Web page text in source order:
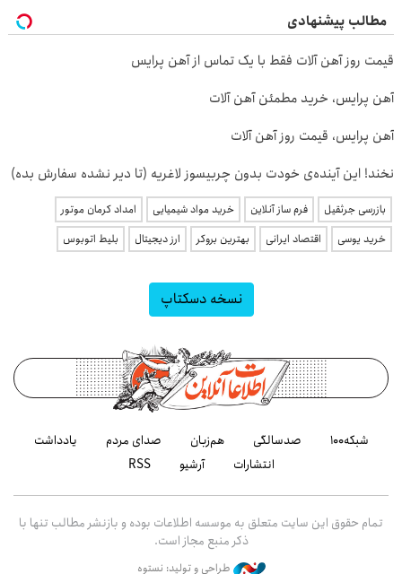
مطالب پیشنهادی
قیمت روز آهن آلات فقط با یک تماس از آهن پرایس
آهن پرایس، خرید مطمئن آهن آلات
آهن پرایس، قیمت روز آهن آلات
نخند! این آینده‌ی خودت بدون چربیسوز لاغریه (تا دیر نشده سفارش بده)
بازرسی جرثقیل فرم ساز آنلاین خرید مواد شیمیایی
امداد کرمان موتور
خرید یوسی
اقتصاد ایرانی بهترین بروکر ارز دیجیتال بلیط اتوبوس
نسخه دسکتاپ
شبکه۱۰۰ صدسالگی هم‌زبان صدای مردم
یادداشت
انتشارات
آرشیو RSS
تمام حقوق این سایت متعلق به موسسه اطلاعات بوده و بازنشر مطالب تنها با
ذکر منبع مجاز است.
طراحی و تولید: نستوه